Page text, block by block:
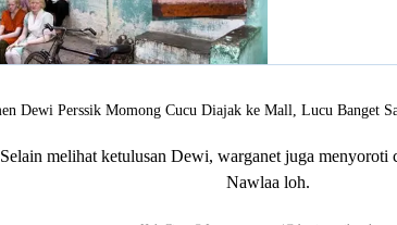
Selain melihat ketulusan Dewi, warganet juga menyoroti
Nawlaa loh.